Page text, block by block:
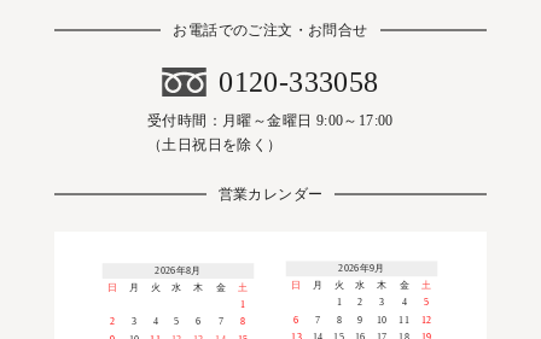
お電話でのご注文・お問合せ
0120-333058
受付時間：月曜～金曜日 9:00～17:00
（土日祝日を除く）
営業カレンダー
2026年8月
日
月 火 水 木 金
土
1
2
3 4 5 6 7 8
2026年9月
日 月 火 水 木 金 土
1 2 3 4
5
6
7 8 9 10 11
12